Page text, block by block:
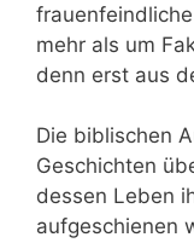
mehr als um
denn erst aus
Die biblischen
Geschichten
dessen Leben
aufgeschienen